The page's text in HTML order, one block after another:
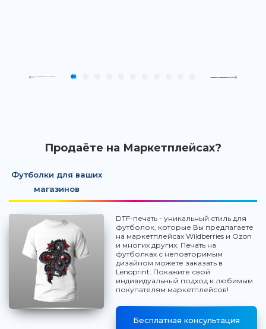
Продаёте на Маркетплейсах?
Футболки для ваших
магазинов
DTF-печать - уникальный стиль для
футболок, которые Вы предлагаете
на маркетплейсах Wildberries и Ozon
и многих других. Печать на
футболках с неповторимым
дизайном можете заказать в
Lenoprint. Покажите свой
индивидуальный подход к любимым
покупателям маркетплейсов!
Бесплатная консультация